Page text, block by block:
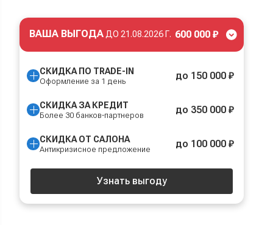
ВАША ВЫГОДАДО 21.08.2026 Г. 600 000 ₽
СКИДКА ПО TRADE-IN
Оформление за 1 день до 150 000 ₽
СКИДКА ЗА КРЕДИТ
Более 30 банков-партнеров до 350 000 ₽
СКИДКА ОТ САЛОНА
Антикризисное предложение до 100 000 ₽
Узнать выгоду